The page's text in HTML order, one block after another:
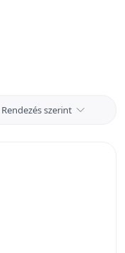
Rendezés szerint